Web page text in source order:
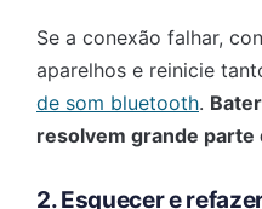
Se a conexão falhar,
aparelhos e reinicie
de som bluetooth.
resolvem grande
2. Esquecer e